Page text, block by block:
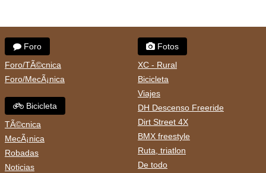
Foro
Foro/TÃ©cnica
Foro/MecÃ¡nica
Bicicleta
TÃ©cnica
MecÃ¡nica
Robadas
Noticias
Fotos
XC - Rural
Bicicleta
Viajes
DH Descenso Freeride
Dirt Street 4X
BMX freestyle
Ruta, triatlon
De todo